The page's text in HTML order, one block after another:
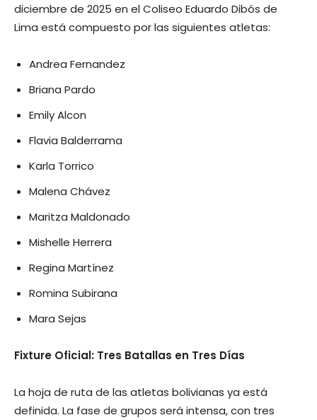
diciembre de 2025 en el Coliseo Eduardo Dibós de
Lima está compuesto por las siguientes atletas:
Andrea Fernandez
Briana Pardo
Emily Alcon
Flavia Balderrama
Karla Torrico
Malena Chávez
Maritza Maldonado
Mishelle Herrera
Regina Martínez
Romina Subirana
Mara Sejas
Fixture Oficial: Tres Batallas en Tres Días
La hoja de ruta de las atletas bolivianas ya está
definida. La fase de grupos será intensa, con tres